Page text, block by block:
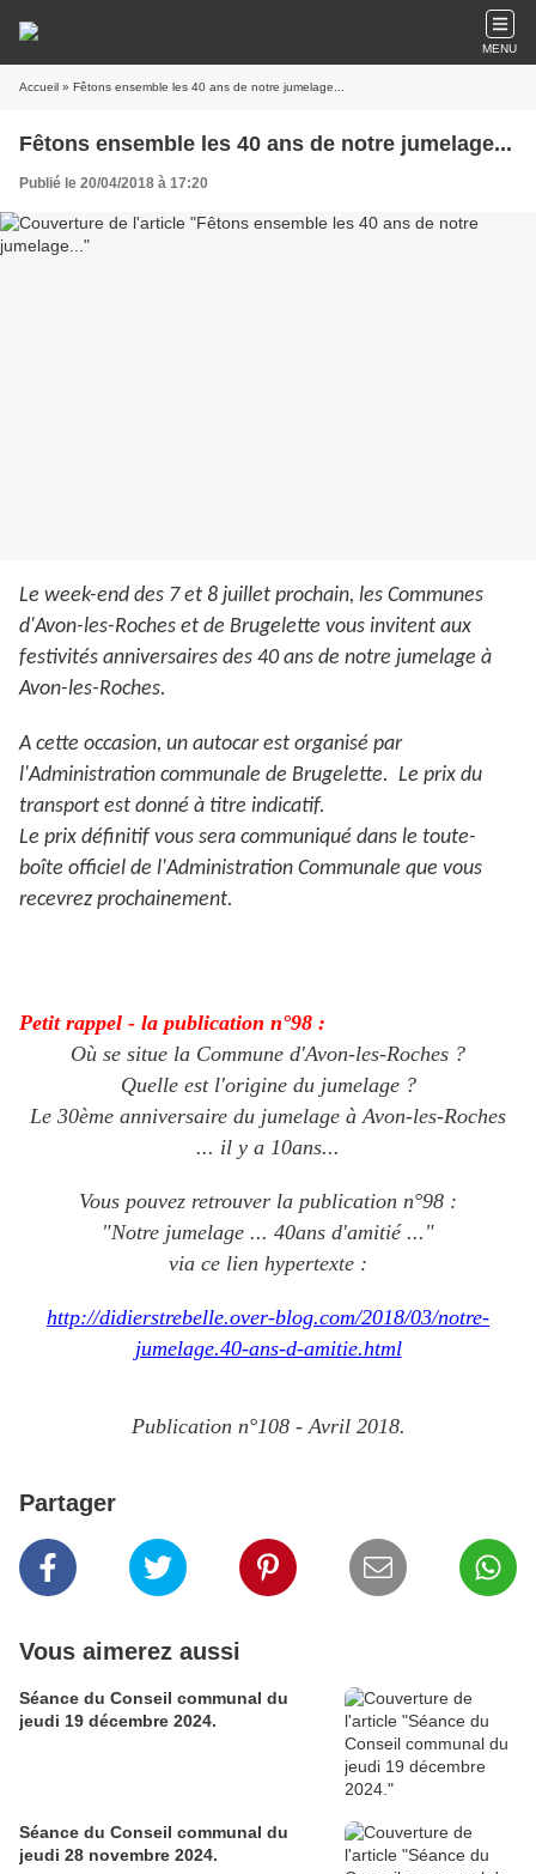
MENU
Accueil » Fêtons ensemble les 40 ans de notre jumelage...
Fêtons ensemble les 40 ans de notre jumelage...
Publié le 20/04/2018 à 17:20
Le week-end des 7 et 8 juillet prochain, les Communes
d'Avon-les-Roches et de Brugelette vous invitent aux
festivités anniversaires des 40 ans de notre jumelage à
Avon-les-Roches.
A cette occasion, un autocar est organisé par
l'Administration communale de Brugelette. Le prix du
transport est donné à titre indicatif.
Le prix définitif vous sera communiqué dans le toute-
boîte officiel de l'Administration Communale que vous
recevrez prochainement.
Petit rappel - la publication n°98 :
Où se situe la Commune d'Avon-les-Roches ?
Quelle est l'origine du jumelage ?
Le 30ème anniversaire du jumelage à Avon-les-Roches
... il y a 10ans...
Vous pouvez retrouver la publication n°98 :
"Notre jumelage ... 40ans d'amitié ..."
via ce lien hypertexte :
http://didierstrebelle.over-blog.com/2018/03/notre-
jumelage.40-ans-d-amitie.html
Publication n°108 - Avril 2018.
Partager
Vous aimerez aussi
Séance du Conseil communal du
jeudi 19 décembre 2024.
Séance du Conseil communal du
jeudi 28 novembre 2024.